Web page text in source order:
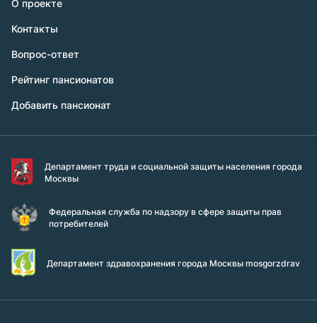
О проекте
Контакты
Вопрос-ответ
Рейтинг пансионатов
Добавить пансионат
Департамент труда и социальной защиты населения города
Москвы
Федеральная служба по надзору в сфере защиты прав
потребителей
Департамент здравохранения города Москвы mosgorzdrav